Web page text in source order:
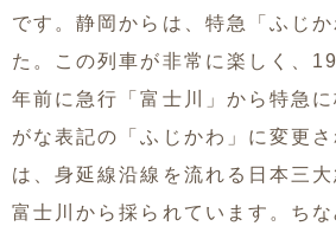
です。静岡からは、特急「ふじ
た。この列車が非常に楽しく、
年前に急行「富士川」から特急
がな表記の「ふじかわ」に変更
は、身延線沿線を流れる日本三
富士川から採られています。ち